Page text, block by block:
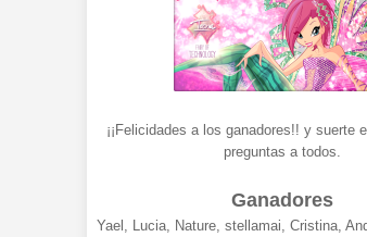
¡¡Felicidades a los ganadores!! y suerte
preguntas a todos.
Ganadores
Yael, Lucia, Nature, stellamai, Cristina,